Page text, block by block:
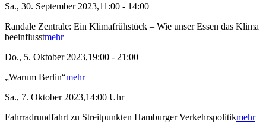
Sa., 30. September 2023,11:00 - 14:00
Randale Zentrale: Ein Klimafrühstück – Wie unser Essen das Klima
beeinflusstmehr
Do., 5. Oktober 2023,19:00 - 21:00
„Warum Berlin“mehr
Sa., 7. Oktober 2023,14:00 Uhr
Fahrradrundfahrt zu Streitpunkten Hamburger Verkehrspolitikmehr